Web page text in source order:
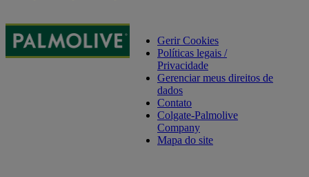
Gerir Cookies
Políticas legais /
Privacidade
Gerenciar meus direitos de
dados
Contato
Colgate-Palmolive
Company
Mapa do site